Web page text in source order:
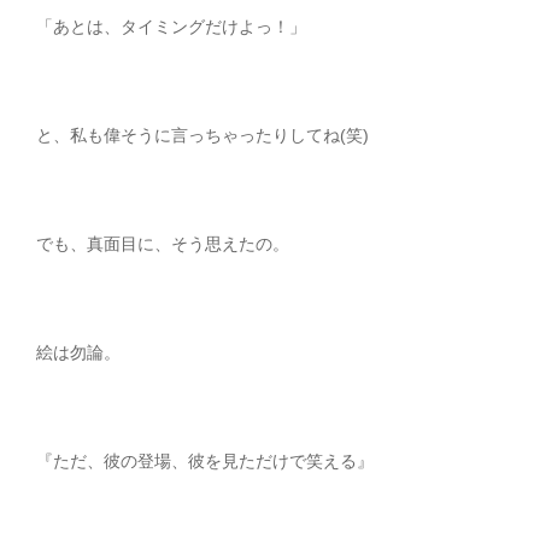
「あとは、タイミングだけよっ！」
と、私も偉そうに言っちゃったりしてね(笑)
でも、真面目に、そう思えたの。
絵は勿論。
『ただ、彼の登場、彼を見ただけで笑える』